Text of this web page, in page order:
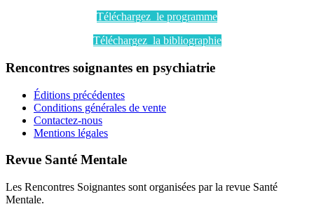
Téléchargez le programme
Téléchargez la bibliographie
Rencontres soignantes en psychiatrie
Éditions précédentes
Conditions générales de vente
Contactez-nous
Mentions légales
Revue Santé Mentale
Les Rencontres Soignantes sont organisées par la revue Santé
Mentale.